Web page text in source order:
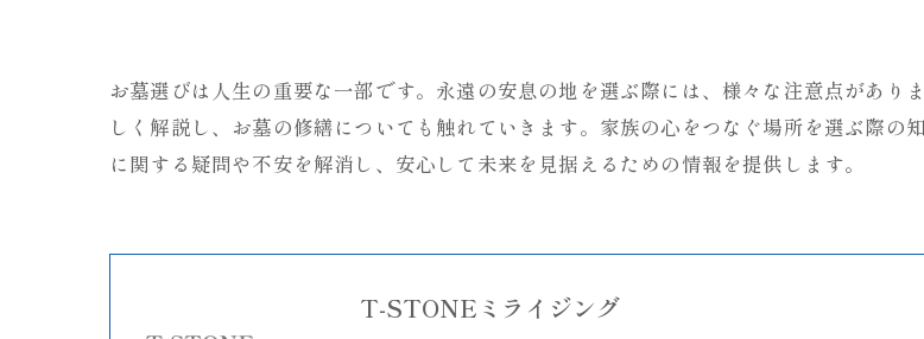
お墓選びは人生の重要な一部です。永遠の安息の地を選ぶ際には、様々な注意点があ
しく解説し、お墓の修繕についても触れていきます。家族の心をつなぐ場所を選ぶ際
に関する疑問や不安を解消し、安心して未来を見据えるための情報を提供します。
T-STONEミライジング